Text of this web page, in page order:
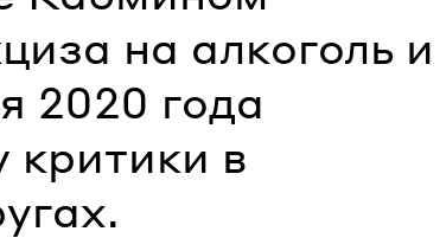
на алкоголь и
2020 года
критики в